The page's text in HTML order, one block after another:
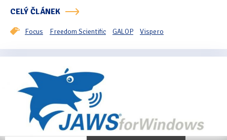
CELÝ ČLÁNEK
Focus Freedom Scientific GALOP Vispero